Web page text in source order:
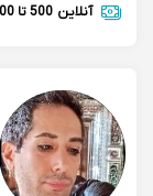
آنلاین 500 تا 600 هزارتومان